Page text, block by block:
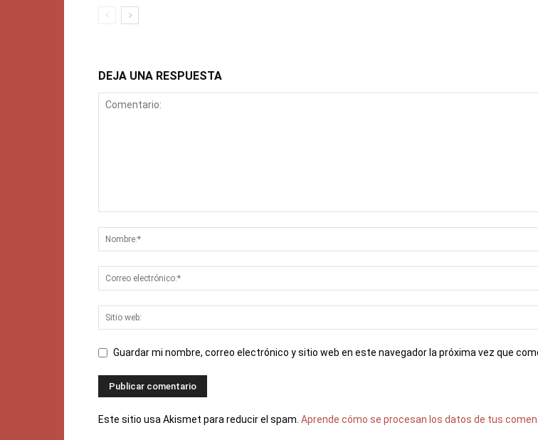
DEJA UNA RESPUESTA
Guardar mi nombre, correo electrónico y sitio web en este navegador la próxima vez que
Este sitio usa Akismet para reducir el spam. Aprende cómo se procesan los datos de tus